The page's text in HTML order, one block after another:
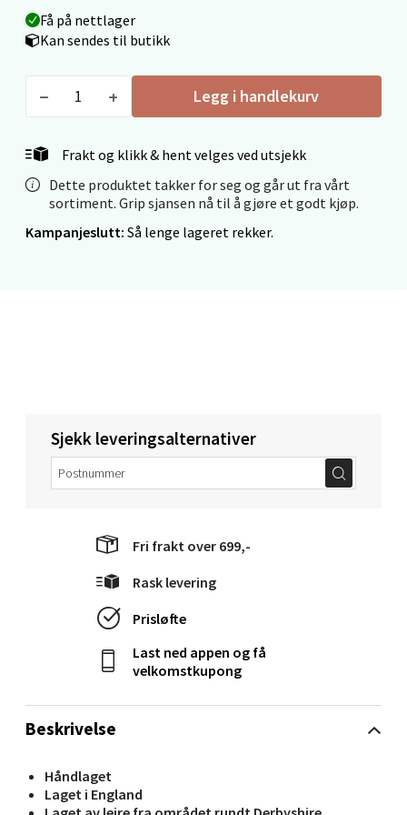
Få på nettlager
Kan sendes til butikk
Legg i handlekurv
Frakt og klikk & hent velges ved utsjekk
Dette produktet takker for seg og går ut fra vårt
sortiment. Grip sjansen nå til å gjøre et godt kjøp.
Kampanjeslutt: Så lenge lageret rekker.
Beskrivelse
Håndlaget
Laget i England
Sjekk leveringsalternativer
Fri frakt over 699,-
Rask levering
Prisløfte
Last ned appen og få
velkomstkupong
Mo i Rana - Thon Senter Mo i Rana
Åpent i dag 09-19
0 i butikk
Ålesund - Thon Senter Moa
Molde - Moldetorget
Åpent i dag 10-20
0 i butikk
Narvik - Thon Senter Malmporten
Åpent i dag 10-20
0 i butikk